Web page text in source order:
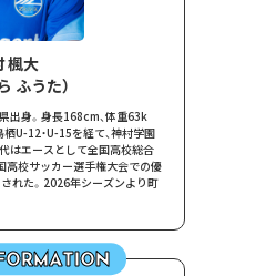
楓大
ふうた）
出身。身長168cm、体重63k
U-12・U-15を経て、神村学園
はエースとして全国高校総合
高校サッカー選手権大会での優
れた。2026年シーズンより町